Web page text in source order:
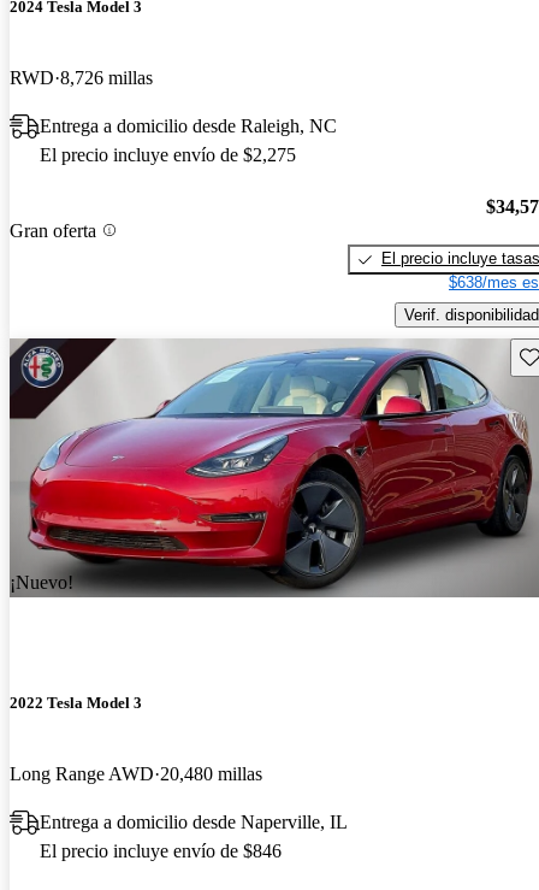
2024 Tesla Model 3
RWD 8,726 millas
Entrega a domicilio desde Raleigh, NC
El precio incluye envío de $2,275
Gran oferta
El precio incluye tasas
$638/mes
Verif. disponibilidad
¡Nuevo!
2022 Tesla Model 3
Long Range AWD 20,480 millas
Entrega a domicilio desde Naperville, IL
El precio incluye envío de $846